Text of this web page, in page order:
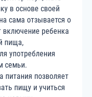
в основе своей
сама отзывается о
включение ребенка
пища,
употребления
семьи.
питания позволяет
пищу и учиться